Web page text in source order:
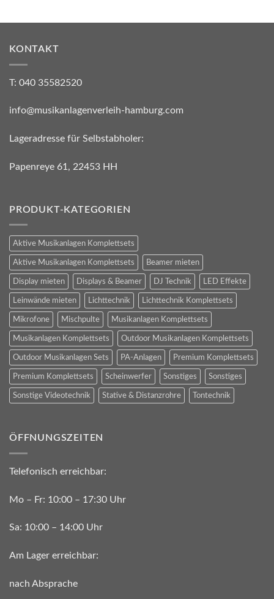
KONTAKT
T: 040 35582520
info@musikanlagenverleih-hamburg.com
Lageradresse für Selbstabholer:
Papenreye 61, 22453 HH
PRODUKT-KATEGORIEN
Aktive Musikanlagen Komplettsets
Aktive Musikanlagen Komplettsets Beamer mieten
Display mieten Displays & Beamer DJ Technik LED Effekte
Leinwände mieten Lichttechnik Lichttechnik Komplettsets
Mikrofone Mischpulte Musikanlagen Komplettsets
Musikanlagen Komplettsets Outdoor Musikanlagen Komplettsets
Outdoor Musikanlagen Sets PA-Anlagen Premium Komplettsets
Premium Komplettsets Scheinwerfer Sonstiges Sonstiges
Sonstige Videotechnik Stative & Distanzrohre Tontechnik
ÖFFNUNGSZEITEN
Telefonisch erreichbar:
Mo – Fr: 10:00 – 17:30 Uhr
Sa: 10:00 – 14:00 Uhr
Am Lager erreichbar:
nach Absprache